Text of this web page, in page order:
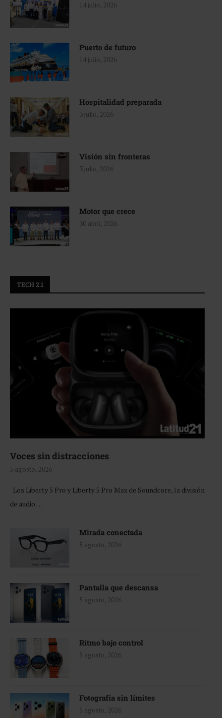
14 julio, 2026
Puerto de futuro
14 julio, 2026
Hospitalidad preparada
3 julio, 2026
Visión sin fronteras
3 julio, 2026
Motor que crece
30 abril, 2026
TECH 2.1
Voces sin distracciones
5 agosto, 2026
Los Liberty 5 Pro y Liberty 5 Pro Max de Soundcore, la división
de audio …
Mirada conectada
5 agosto, 2026
Pantalla que descansa
5 agosto, 2026
Ritmo bajo control
5 agosto, 2026
Fotografía sin límites
5 agosto, 2026